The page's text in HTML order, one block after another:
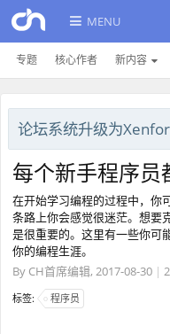
MENU
专题 核心作者 新内容
论坛系统升级为
每个新手程序
在开始学习编程的过程中，你
条路上你会感觉很迷茫。想要
是很重要的。这里有一些你可
你的编程生涯。
By CH首席编辑, 2017-08-30 |
标签: 程序员